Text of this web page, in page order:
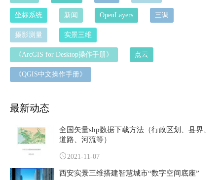
坐标系统 新闻 OpenLayers 三调
摄影测量 实景三维
《ArcGIS for Desktop操作手册》 点云
《QGIS中文操作手册》
最新动态
全国矢量shp数据下载方法（行政区划、县界、
道路、河流等）
2021-11-07
西安实景三维搭建智慧城市“数字空间底座”